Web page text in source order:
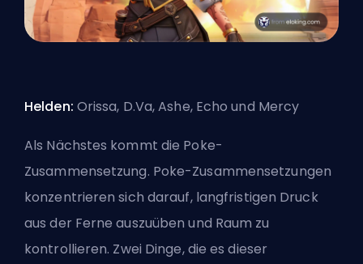
Helden: Orissa, D.Va, Ashe, Echo und Mercy
Als Nächstes kommt die Poke-
Zusammensetzung. Poke-Zusammensetzungen
konzentrieren sich darauf, langfristigen Druck
aus der Ferne auszuüben und Raum zu
kontrollieren. Zwei Dinge, die es dieser